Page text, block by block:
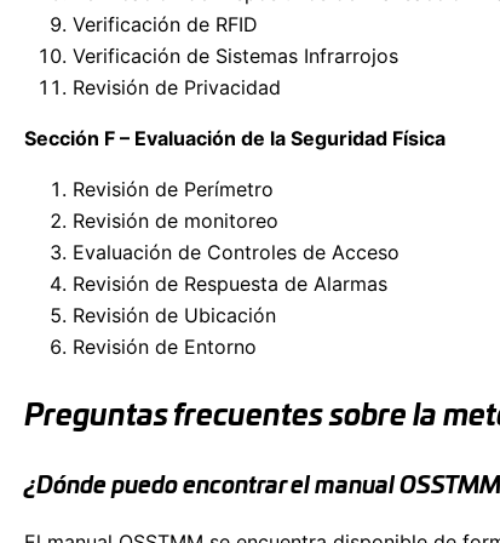
Verificación de RFID
Verificación de Sistemas Infrarrojos
Revisión de Privacidad
Sección F – Evaluación de la Seguridad Física
Revisión de Perímetro
Revisión de monitoreo
Evaluación de Controles de Acceso
Revisión de Respuesta de Alarmas
Revisión de Ubicación
Revisión de Entorno
Preguntas frecuentes sobre la
¿Dónde puedo encontrar el manual